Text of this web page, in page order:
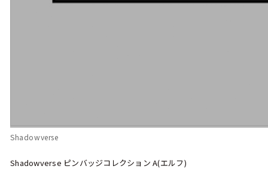
Shadowverse
Shadowverse ピンバッジコレクション A(エルフ)